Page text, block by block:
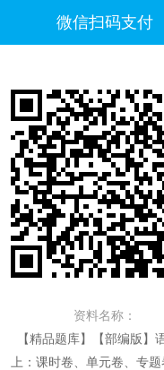
微信扫码支付
资料名称：
【精品题库】【部编版】
上：课时卷、单元卷、专题